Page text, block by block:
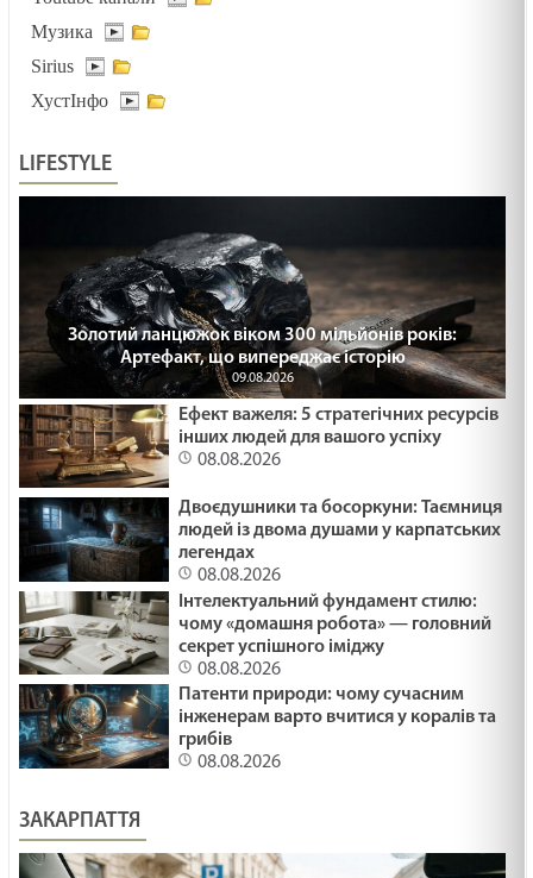
03.02.2025
ДУХОВНИЙ ЕКВАЛАЙЗЕР /1491/ Майтеся файно
03.02.2025
ПРИЩ НА НОСІ /1489/ Майтеся файно
30.01.2025
НЕСТЕРПНЕ МОВЧАННЯ /1488/ Майтеся файно
29.01.2025
ПЛАСТИКОВІ ФЛАМІНГО /1488/ Майтеся файно
29.01.2025
ПРИКРІ ЛЮДИ /1487/ Майтеся файно
29.01.2025
Музика
Sirius
ХустІнфо
LIFESTYLE
Золотий ланцюжок віком 300 мільйонів років:
Артефакт, що випереджає історію
09.08.2026
Ефект важеля: 5 стратегічних ресурсів
інших людей для вашого успіху
08.08.2026
Двоєдушники та босоркуни: Таємниця
людей із двома душами у карпатських
легендах
08.08.2026
Інтелектуальний фундамент стилю:
чому «домашня робота» — головний
секрет успішного іміджу
08.08.2026
Патенти природи: чому сучасним
інженерам варто вчитися у коралів та
грибів
08.08.2026
ЗАКАРПАТТЯ